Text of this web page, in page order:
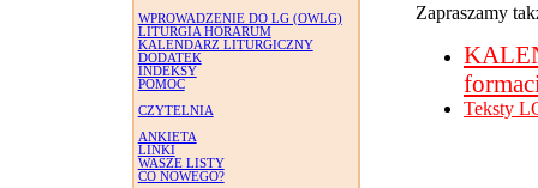
WPROWADZENIE DO LG (OWLG)
LITURGIA HORARUM
KALENDARZ LITURGICZNY
DODATEK
INDEKSY
POMOC
CZYTELNIA
ANKIETA
LINKI
WASZE LISTY
CO NOWEGO?
Zapraszamy
Teksty